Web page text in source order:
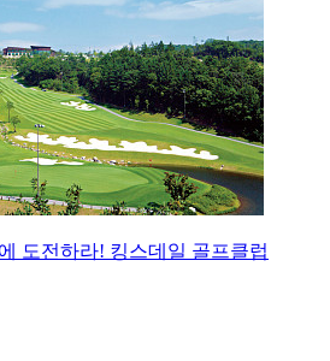
도전하라! 킹스데일 골프클럽